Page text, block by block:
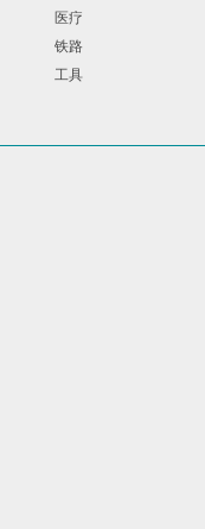
医疗
铁路
工具